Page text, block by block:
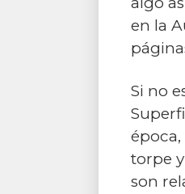
en la
Si no
torpe
son